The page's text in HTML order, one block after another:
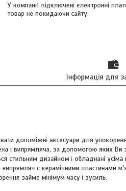
У компанії підключені електронні
товар не покидаючи сайту.
Інформація для
допоміжні аксесуари для
і випрямляча, за допомогою яких Ви
стильним дизайном і обладнані усіма
c керамічними пластинами
займе мінімум часу і зусиль.